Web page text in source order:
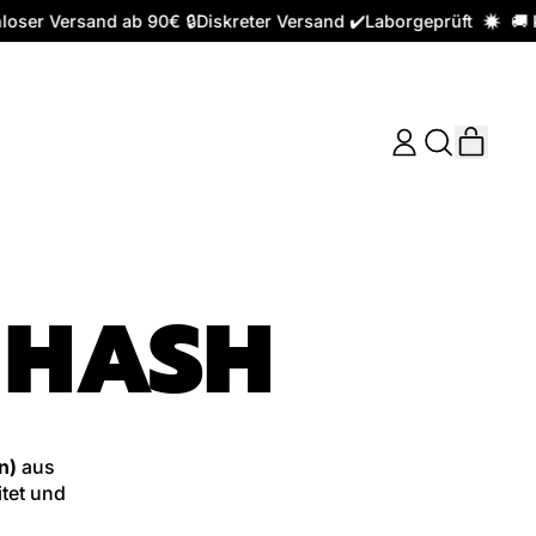
Versand ab 90€ 🔒Diskreter Versand ✔️Laborgeprüft 🚚
EINLOGGEN
aus
und